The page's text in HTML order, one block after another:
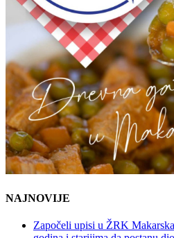
NAJNOVIJE
Započeli upisi u ŽRK